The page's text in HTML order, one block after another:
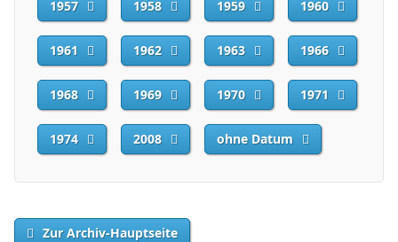
1957 1958 1959 1960
1961 1962 1963 1966
1968 1969 1970 1971
1974 2008 ohne Datum
Zur Archiv-Hauptseite